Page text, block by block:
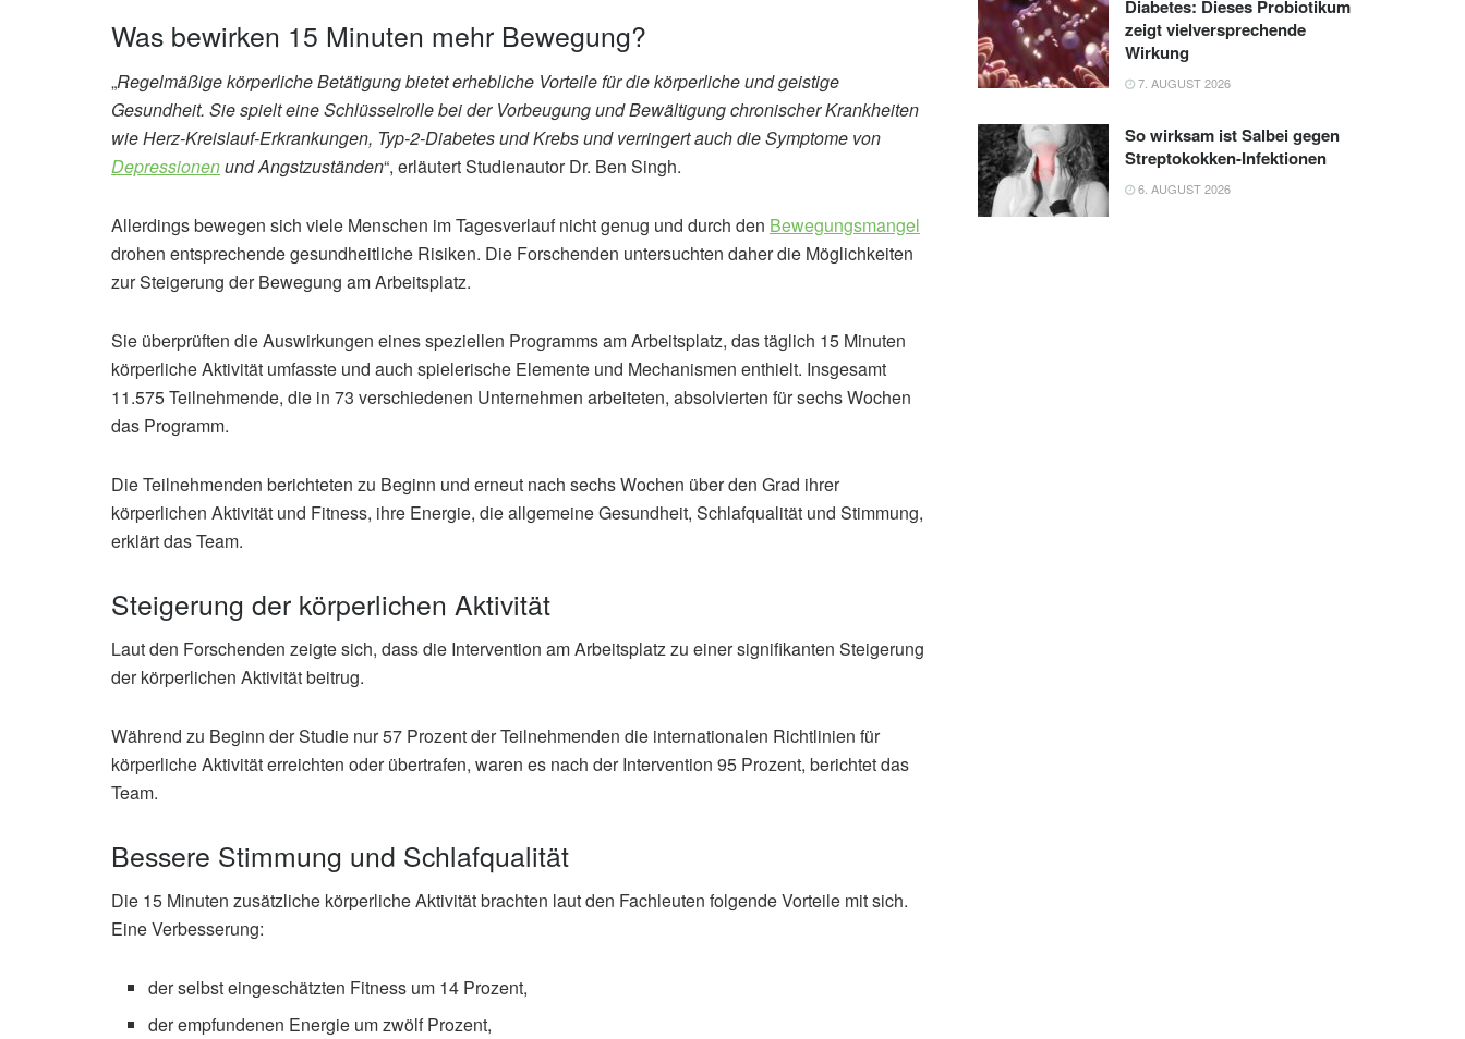
Was bewirken 15 Minuten mehr Bewegung?
„Regelmäßige körperliche Betätigung bietet erhebliche Vorteile für die körperliche und geistige
Gesundheit. Sie spielt eine Schlüsselrolle bei der Vorbeugung und Bewältigung chronischer Krankheiten
wie Herz-Kreislauf-Erkrankungen, Typ-2-Diabetes und Krebs und verringert auch die Symptome von
Depressionenund Angstzuständen“, erläutert Studienautor Dr. Ben Singh.
Allerdings bewegen sich viele Menschen im Tagesverlauf nicht genug und durch den Bewegungsmangel
drohen entsprechende gesundheitliche Risiken. Die Forschenden untersuchten daher die Möglichkeiten
zur Steigerung der Bewegung am Arbeitsplatz.
Sie überprüften die Auswirkungen eines speziellen Programms am Arbeitsplatz, das täglich 15 Minuten
körperliche Aktivität umfasste und auch spielerische Elemente und Mechanismen enthielt. Insgesamt
11.575 Teilnehmende, die in 73 verschiedenen Unternehmen arbeiteten, absolvierten für sechs Wochen
das Programm.
Die Teilnehmenden berichteten zu Beginn und erneut nach sechs Wochen über den Grad ihrer
körperlichen Aktivität und Fitness, ihre Energie, die allgemeine Gesundheit, Schlafqualität und Stimmung,
erklärt das Team.
Steigerung der körperlichen Aktivität
Laut den Forschenden zeigte sich, dass die Intervention am Arbeitsplatz zu einer signifikanten Steigerung
der körperlichen Aktivität beitrug.
Während zu Beginn der Studie nur 57 Prozent der Teilnehmenden die internationalen Richtlinien für
körperliche Aktivität erreichten oder übertrafen, waren es nach der Intervention 95 Prozent, berichtet das
Team.
Bessere Stimmung und Schlafqualität
Die 15 Minuten zusätzliche körperliche Aktivität brachten laut den Fachleuten folgende Vorteile mit sich.
Eine Verbesserung:
der selbst eingeschätzten Fitness um 14 Prozent,
der empfundenen Energie um zwölf Prozent,
Diabetes: Dieses Probiotikum
zeigt vielversprechende
Wirkung
7. AUGUST 2026
So wirksam ist Salbei gegen
Streptokokken-Infektionen
6. AUGUST 2026